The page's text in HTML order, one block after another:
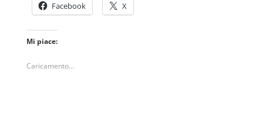
Facebook X
Mi piace:
Caricamento...